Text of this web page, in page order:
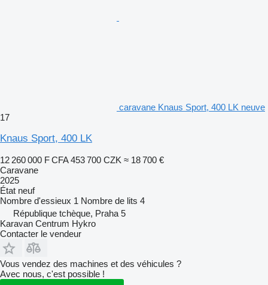
caravane Knaus Sport, 400 LK neuve
17
Knaus Sport, 400 LK
12 260 000 F CFA 453 700 CZK ≈ 18 700 €
Caravane
2025
État neuf
Nombre d'essieux 1 Nombre de lits 4
République tchèque, Praha 5
Karavan Centrum Hykro
Contacter le vendeur
Vous vendez des machines et des véhicules ?
Avec nous, c'est possible !